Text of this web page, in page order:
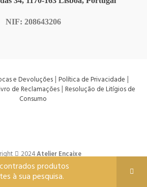
produtos
à sua pesquisa.
NIF: 208643206
e Devoluções| Política de Privacidade |
de Reclamações| Resolução de Litígios de
Consumo
2024Atelier Encaixe